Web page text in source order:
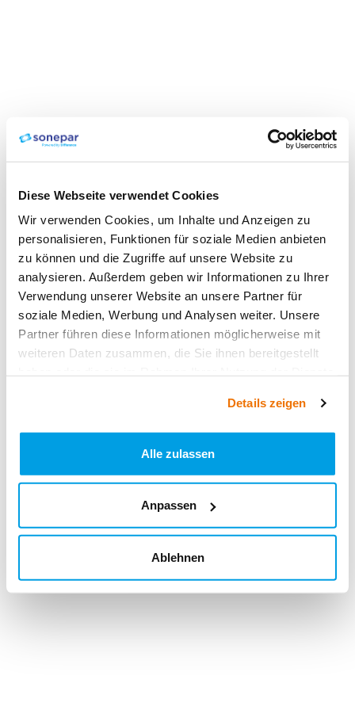
Diese Webseite verwendet Cookies
Wir verwenden Cookies, um Inhalte und Anzeigen zu
personalisieren, Funktionen für soziale Medien anbieten
zu können und die Zugriffe auf unsere Website zu
analysieren. Außerdem geben wir Informationen zu Ihrer
Verwendung unserer Website an unsere Partner für
soziale Medien, Werbung und Analysen weiter. Unsere
Partner führen diese Informationen möglicherweise mit
weiteren Daten zusammen, die Sie ihnen bereitgestellt
Details zeigen
Alle zulassen
Anpassen
Ablehnen